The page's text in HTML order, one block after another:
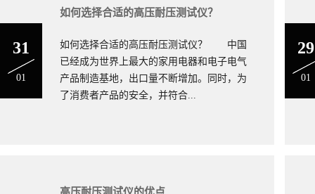
31
01
如何选择合适的高压耐压测试仪？
如何选择合适的高压耐压测试仪？ 中国
已经成为世界上最大的家用电器和电子电气
产品制造基地，出口量不断增加。同时，为
了消费者产品的安全，并符合...
29
01
高压耐压测试仪的优点